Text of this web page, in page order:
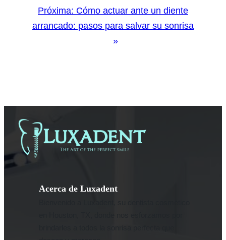
Próxima: Cómo actuar ante un diente
arrancado: pasos para salvar su sonrisa
Acerca de Luxadent